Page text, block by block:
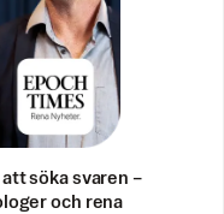
söka svaren –
och rena